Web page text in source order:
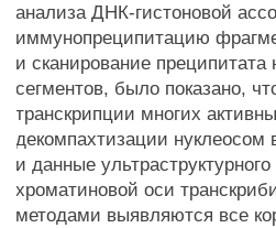
анализа ДНК-гистоновой
иммунопреципитацию
и сканирование
сегментов, было показано,
транскрипции многих
декомпахтизации нуклеосом
и данные
хроматиновой оси
методами выявляются все